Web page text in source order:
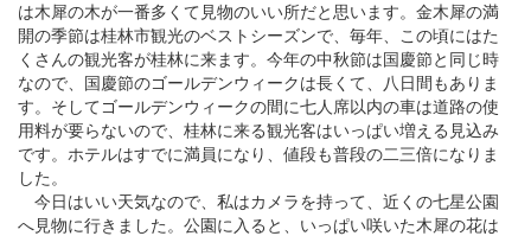
は木犀の木が一番多くて見物のいい所だと思います。金木犀の満
開の季節は桂林市観光のベストシーズンで、毎年、この頃にはた
くさんの観光客が桂林に来ます。今年の中秋節は国慶節と同じ時
なので、国慶節のゴールデンウィークは長くて、八日間もありま
す。そしてゴールデンウィークの間に七人席以内の車は道路の使
用料が要らないので、桂林に来る観光客はいっぱい増える見込み
です。ホテルはすでに満員になり、値段も普段の二三倍になりま
した。
今日はいい天気なので、私はカメラを持って、近くの七星公園
へ見物に行きました。公園に入ると、いっぱい咲いた木犀の花は